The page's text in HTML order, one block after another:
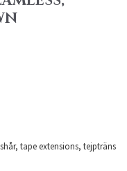
tape extensions, tejpträns